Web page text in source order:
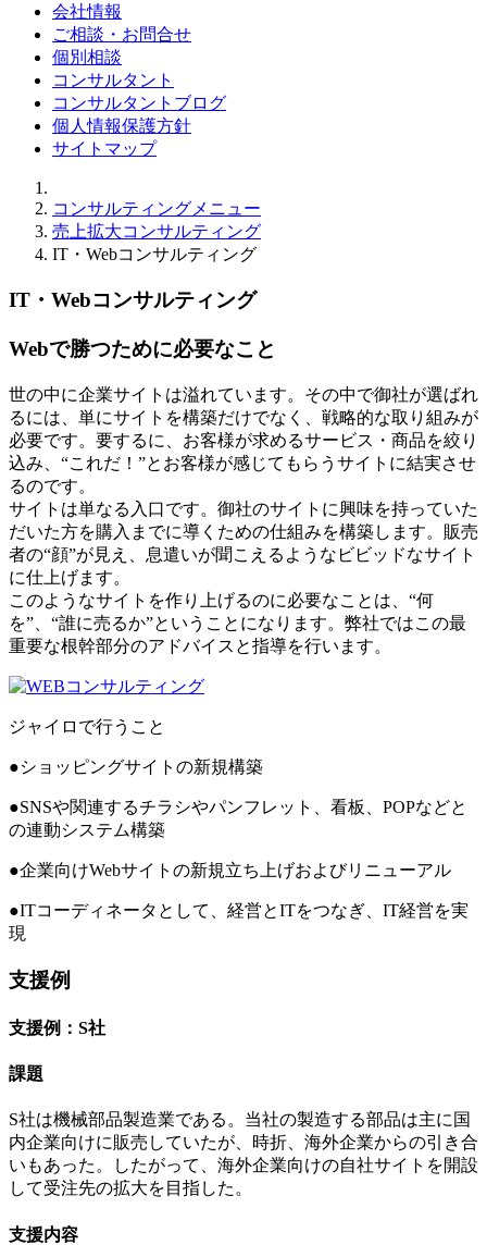
会社情報
ご相談・お問合せ
個別相談
コンサルタント
コンサルタントブログ
個人情報保護方針
サイトマップ
コンサルティングメニュー
売上拡大コンサルティング
IT・Webコンサルティング
IT・Webコンサルティング
Webで勝つために必要なこと
世の中に企業サイトは溢れています。その中で御社が選ばれ
るには、単にサイトを構築だけでなく、戦略的な取り組みが
必要です。要するに、お客様が求めるサービス・商品を絞り
込み、“これだ！”とお客様が感じてもらうサイトに結実させ
るのです。
サイトは単なる入口です。御社のサイトに興味を持っていた
だいた方を購入までに導くための仕組みを構築します。販売
者の“顔”が見え、息遣いが聞こえるようなビビッドなサイト
に仕上げます。
このようなサイトを作り上げるのに必要なことは、“何
を”、“誰に売るか”ということになります。弊社ではこの最
重要な根幹部分のアドバイスと指導を行います。
ジャイロで行うこと
●ショッピングサイトの新規構築
●SNSや関連するチラシやパンフレット、看板、POPなどと
の連動システム構築
●企業向けWebサイトの新規立ち上げおよびリニューアル
●ITコーディネータとして、経営とITをつなぎ、IT経営を実
現
支援例
支援例：S社
課題
S社は機械部品製造業である。当社の製造する部品は主に国
内企業向けに販売していたが、時折、海外企業からの引き合
いもあった。したがって、海外企業向けの自社サイトを開設
して受注先の拡大を目指した。
支援内容